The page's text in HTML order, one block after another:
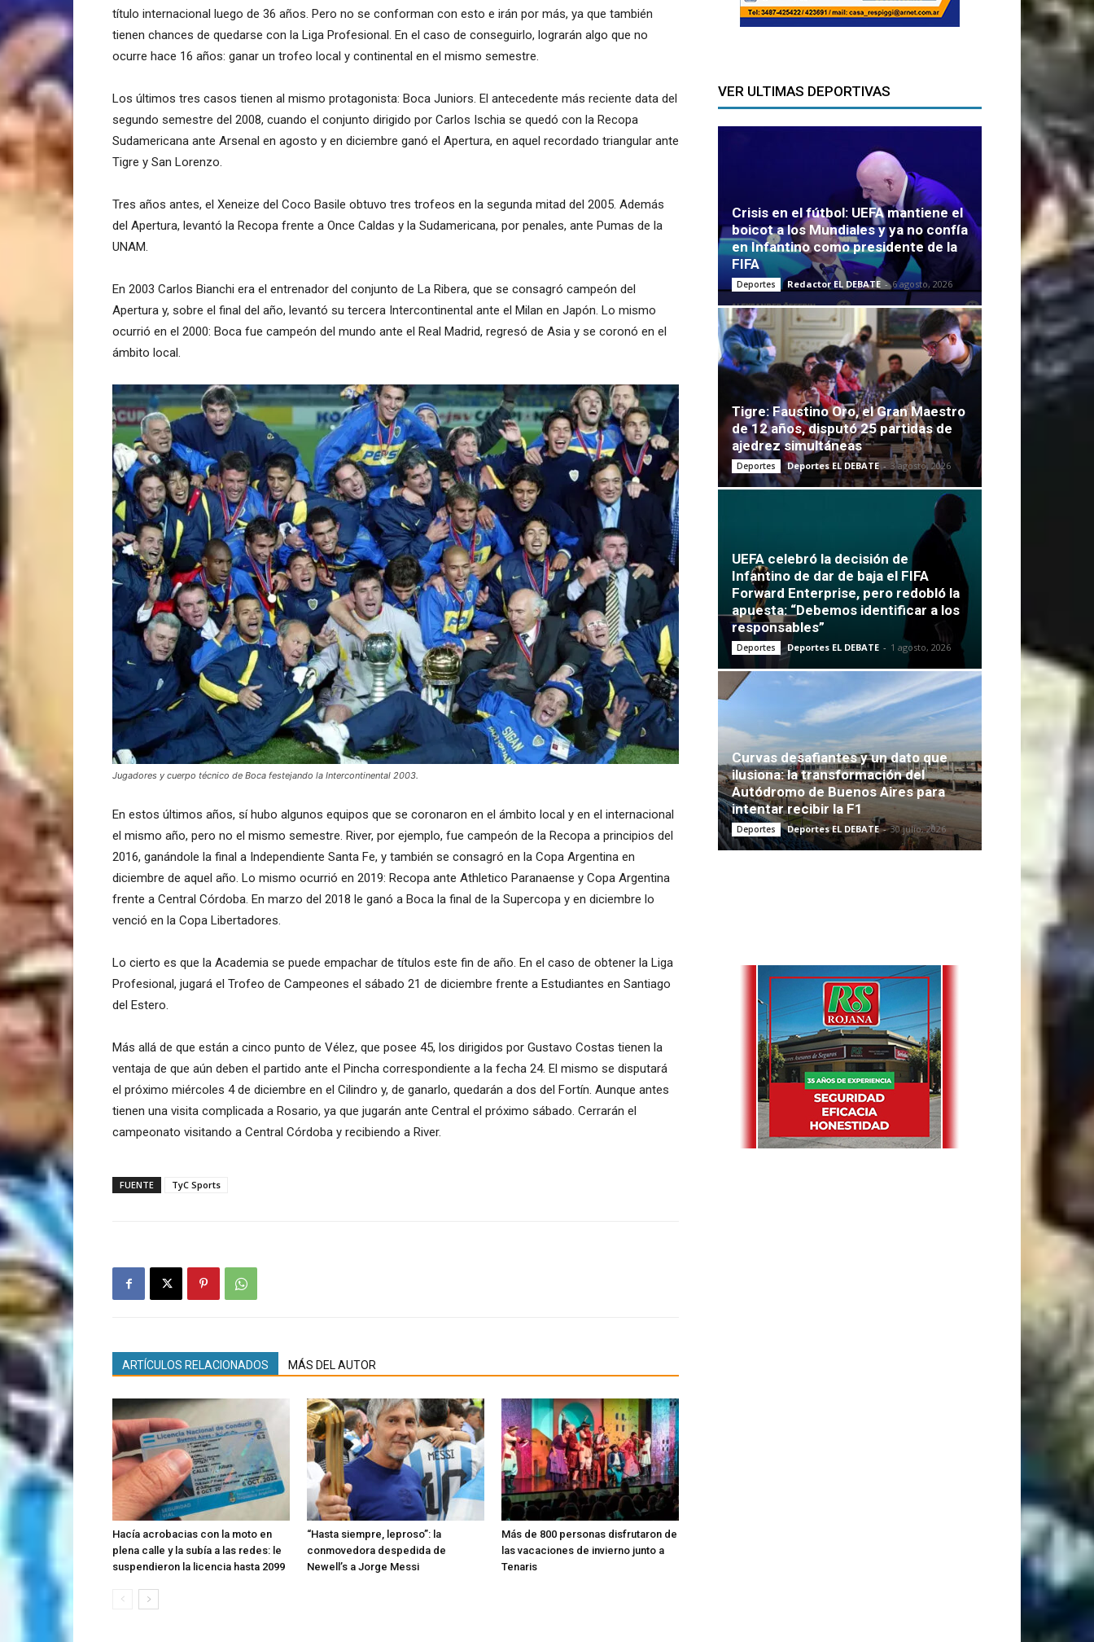
título internacional luego de 36 años. Pero no se conforman con esto e irán por más, ya que también
tienen chances de quedarse con la Liga Profesional. En el caso de conseguirlo, lograrán algo que no
ocurre hace 16 años: ganar un trofeo local y continental en el mismo semestre.
Los últimos tres casos tienen al mismo protagonista: Boca Juniors. El antecedente más reciente data del
segundo semestre del 2008, cuando el conjunto dirigido por Carlos Ischia se quedó con la Recopa
Sudamericana ante Arsenal en agosto y en diciembre ganó el Apertura, en aquel recordado triangular ante
Tigre y San Lorenzo.
Tres años antes, el Xeneize del Coco Basile obtuvo tres trofeos en la segunda mitad del 2005. Además
del Apertura, levantó la Recopa frente a Once Caldas y la Sudamericana, por penales, ante Pumas de la
UNAM.
En 2003 Carlos Bianchi era el entrenador del conjunto de La Ribera, que se consagró campeón del
Apertura y, sobre el final del año, levantó su tercera Intercontinental ante el Milan en Japón. Lo mismo
ocurrió en el 2000: Boca fue campeón del mundo ante el Real Madrid, regresó de Asia y se coronó en el
ámbito local.
Jugadores y cuerpo técnico de Boca festejando la Intercontinental 2003.
En estos últimos años, sí hubo algunos equipos que se coronaron en el ámbito local y en el internacional
el mismo año, pero no el mismo semestre. River, por ejemplo, fue campeón de la Recopa a principios del
2016, ganándole la final a Independiente Santa Fe, y también se consagró en la Copa Argentina en
diciembre de aquel año. Lo mismo ocurrió en 2019: Recopa ante Athletico Paranaense y Copa Argentina
frente a Central Córdoba. En marzo del 2018 le ganó a Boca la final de la Supercopa y en diciembre lo
venció en la Copa Libertadores.
Lo cierto es que la Academia se puede empachar de títulos este fin de año. En el caso de obtener la Liga
Profesional, jugará el Trofeo de Campeones el sábado 21 de diciembre frente a Estudiantes en Santiago
del Estero.
Más allá de que están a cinco punto de Vélez, que posee 45, los dirigidos por Gustavo Costas tienen la
ventaja de que aún deben el partido ante el Pincha correspondiente a la fecha 24. El mismo se disputará
el próximo miércoles 4 de diciembre en el Cilindro y, de ganarlo, quedarán a dos del Fortín. Aunque antes
tienen una visita complicada a Rosario, ya que jugarán ante Central el próximo sábado. Cerrarán el
campeonato visitando a Central Córdoba y recibiendo a River.
FUENTE TyC Sports
ARTÍCULOS RELACIONADOS MÁS DEL AUTOR
Hacía acrobacias con la moto en
plena calle y la subía a las redes: le
suspendieron la licencia hasta 2099
“Hasta siempre, leproso”: la
conmovedora despedida de
Newell’s a Jorge Messi
Más de 800 personas disfrutaron de
las vacaciones de invierno junto a
Tenaris
VER ULTIMAS DEPORTIVAS
Crisis en el fútbol: UEFA mantiene el
boicot a los Mundiales y ya no confía
en Infantino como presidente de la
FIFA
Deportes Redactor EL DEBATE - 6 agosto, 2026
Tigre: Faustino Oro, el Gran Maestro
de 12 años, disputó 25 partidas de
ajedrez simultáneas
Deportes Deportes EL DEBATE - 3 agosto, 2026
UEFA celebró la decisión de
Infantino de dar de baja el FIFA
Forward Enterprise, pero redobló la
apuesta: “Debemos identificar a los
responsables”
Deportes Deportes EL DEBATE - 1 agosto, 2026
Curvas desafiantes y un dato que
ilusiona: la transformación del
Autódromo de Buenos Aires para
intentar recibir la F1
Deportes Deportes EL DEBATE - 30 julio, 2026